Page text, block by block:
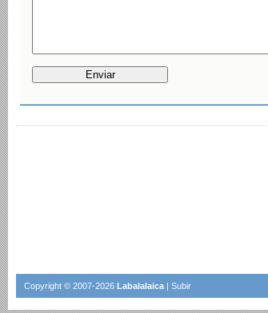
Copyright © 2007-2026 Labalalaica | Subir